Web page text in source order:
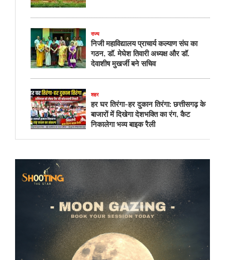
राज्य
निजी महाविद्यालय प्राचार्य कल्याण संघ का
गठन, डॉ. मेघेश तिवारी अध्यक्ष और डॉ.
देवाशीष मुखर्जी बने सचिव
शहर
हर घर तिरंगा-हर दुकान तिरंगा: छत्तीसगढ़ के
बाजारों में दिखेगा देशभक्ति का रंग, कैट
निकालेगा भव्य बाइक रैली